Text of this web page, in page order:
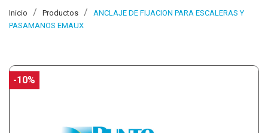
Inicio Productos
ANCLAJE DE FIJACION PARA ESCALERAS Y
PASAMANOS EMAUX
-10%